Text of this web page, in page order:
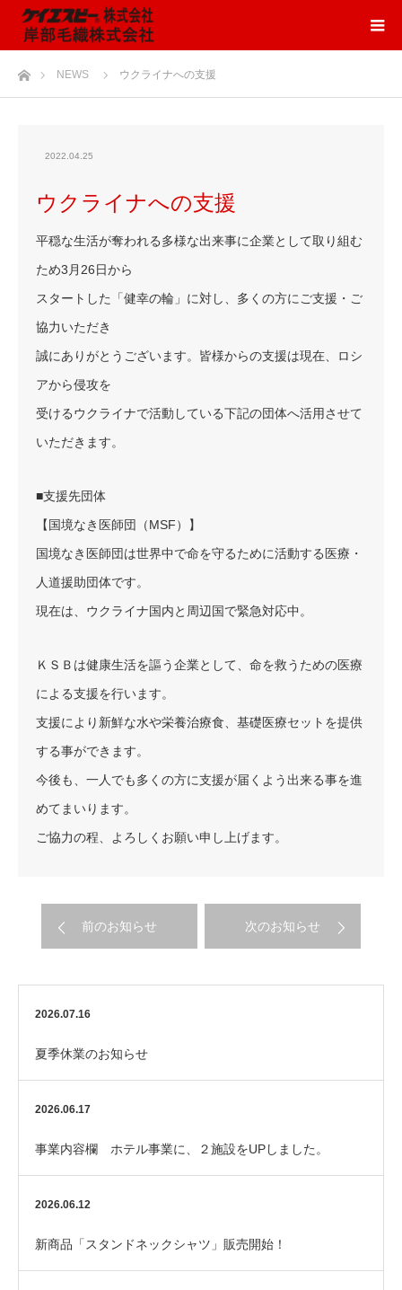
ホームNEWS ウクライナへの支援
2022.04.25
ウクライナへの支援
平穏な生活が奪われる多様な出来事に企業として取り組む
ため3月26日から
スタートした「健幸の輪」に対し、多くの方にご支援・ご
協力いただき
誠にありがとうございます。皆様からの支援は現在、ロシ
アから侵攻を
受けるウクライナで活動している下記の団体へ活用させて
いただきます。
■支援先団体
【国境なき医師団（MSF）】
国境なき医師団は世界中で命を守るために活動する医療・
人道援助団体です。
現在は、ウクライナ国内と周辺国で緊急対応中。
ＫＳＢは健康生活を謳う企業として、命を救うための医療
による支援を行います。
支援により新鮮な水や栄養治療食、基礎医療セットを提供
する事ができます。
今後も、一人でも多くの方に支援が届くよう出来る事を進
めてまいります。
ご協力の程、よろしくお願い申し上げます。
前のお知らせ 次のお知らせ
2026.07.16
夏季休業のお知らせ
2026.06.17
事業内容欄 ホテル事業に、２施設をUPしました。
2026.06.12
新商品「スタンドネックシャツ」販売開始！